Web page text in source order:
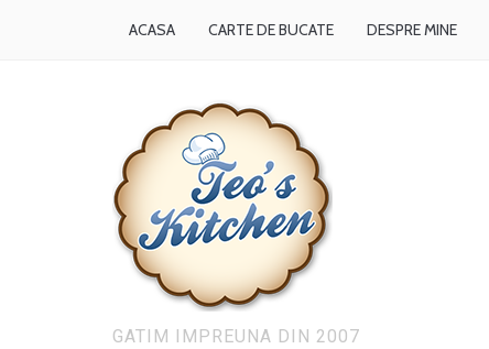
ACASA CARTE DE BUCATE DESPRE MINE
GATIM IMPREUNA DIN 2007